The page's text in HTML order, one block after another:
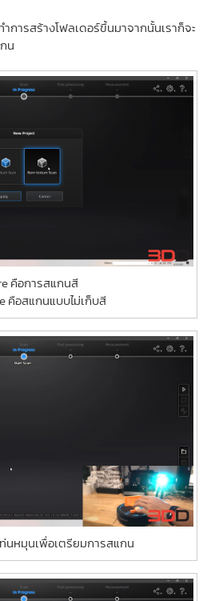
การสร้างโฟลเดอร์ขึ้นมาจากนั้นเราก็จะ
น
คือการสแกนสี
คือสแกนแบบไม่เก็บสี
นหมุนเพื่อเตรียมการสแกน